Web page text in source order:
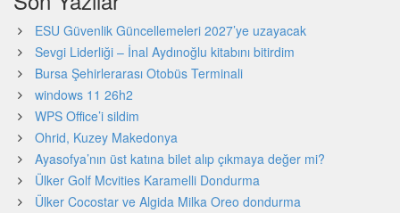
ESU Güvenlik Güncellemeleri 2027’ye uzayacak
Sevgi Liderliği – İnal Aydınoğlu kitabını bitirdim
Bursa Şehirlerarası Otobüs Terminali
windows 11 26h2
WPS Office’i sildim
Ohrid, Kuzey Makedonya
Ayasofya’nın üst katına bilet alıp çıkmaya değer mi?
Ülker Golf Mcvities Karamelli Dondurma
Ülker Cocostar ve Algida Milka Oreo dondurma